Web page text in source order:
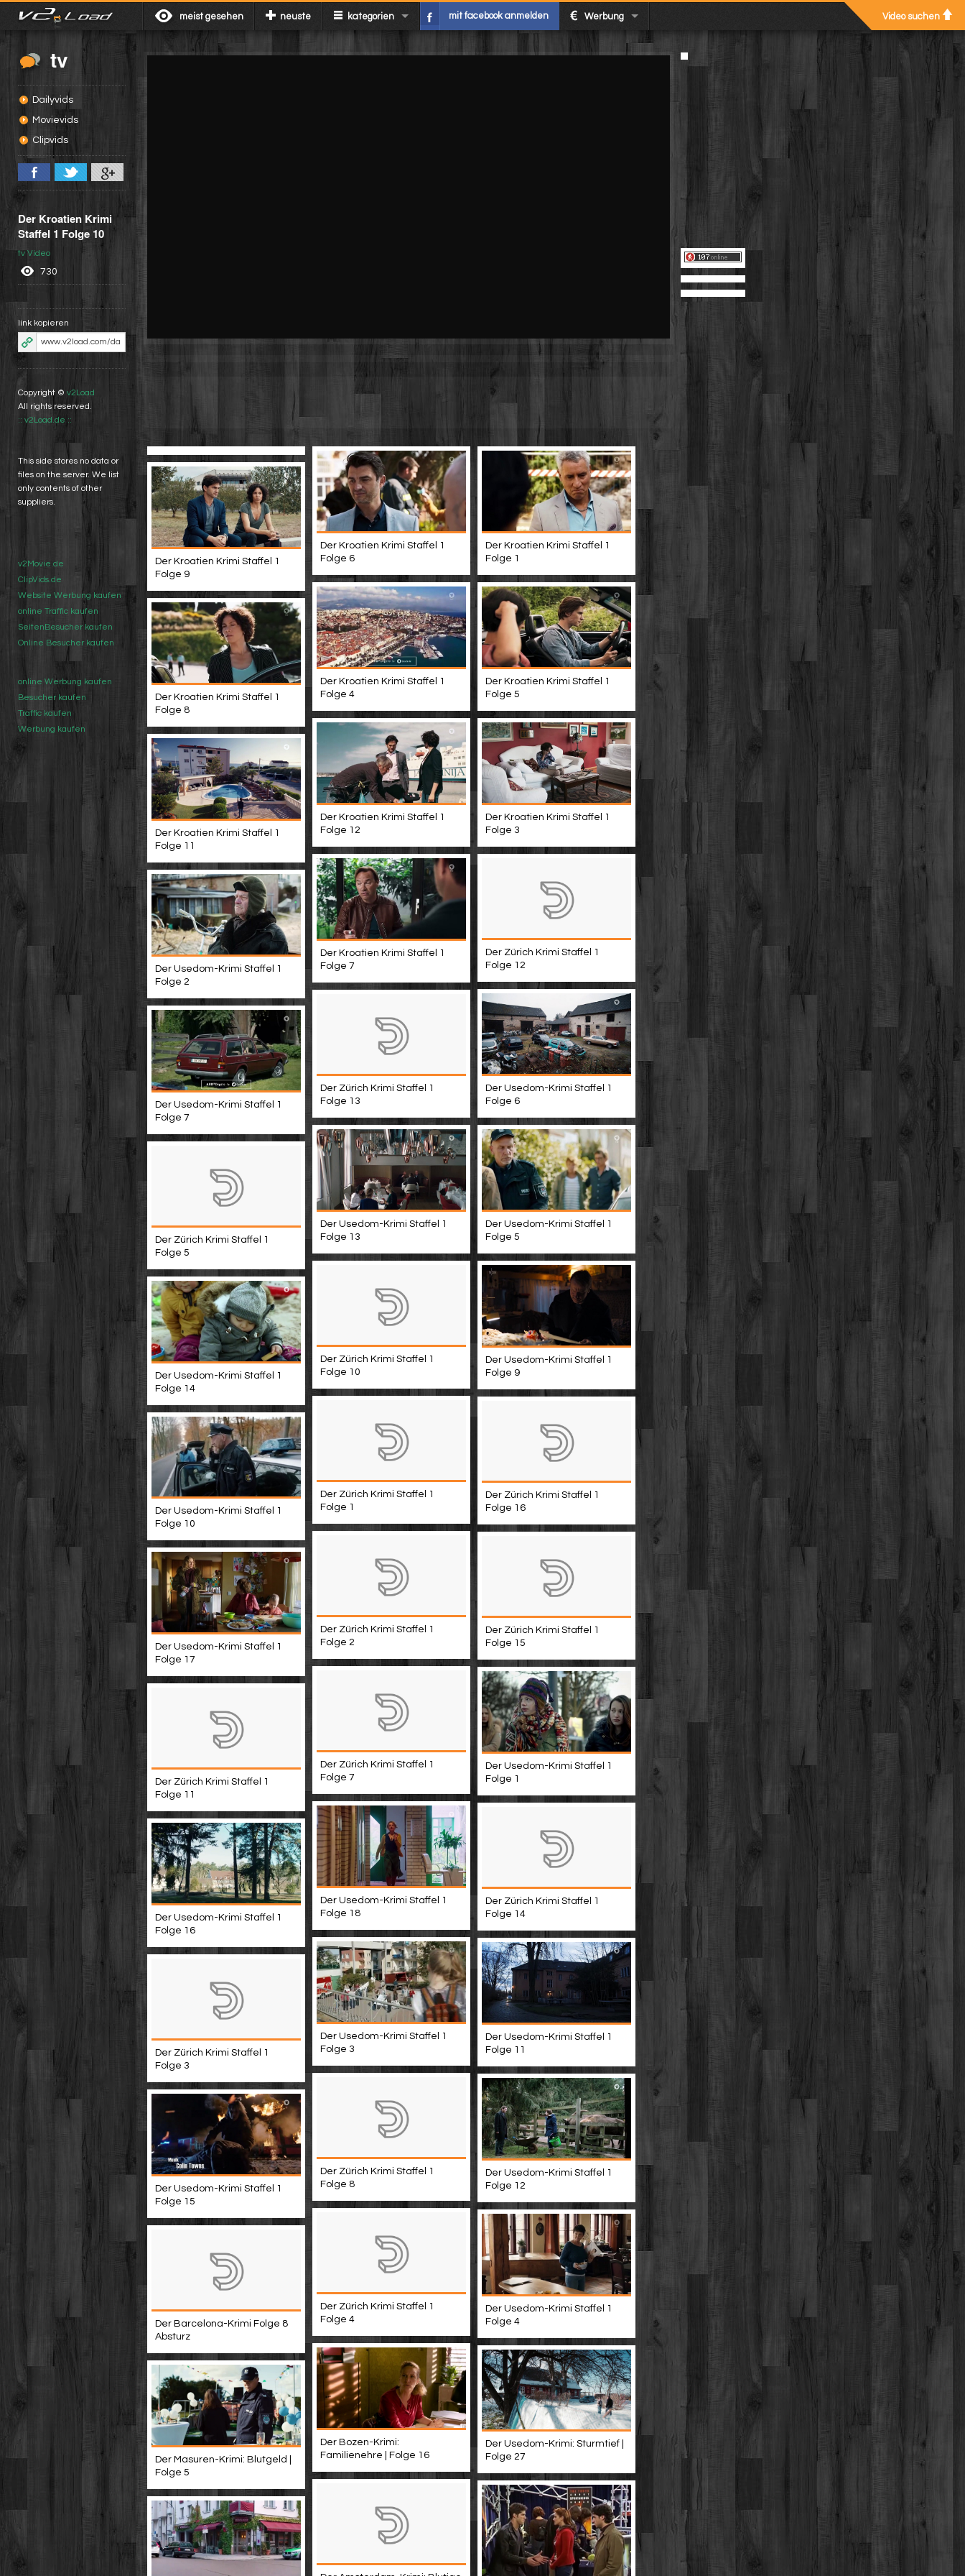
meist gesehen neuste kategorien mit facebook anmelden Werbung Video suchen
tv
Dailyvids
Movievids
Clipvids
Der Kroatien Krimi
Staffel 1 Folge 10
tv Video
730
link kopieren
Copyright © v2Load
All rights reserved.
:: v2Load.de ::
This side stores no data or
files on the server. We list
only contents of other
suppliers.
v2Movie.de
ClipVids.de
Website Werbung kaufen
online Traffic kaufen
SeitenBesucher kaufen
Online Besucher kaufen
online Werbung kaufen
Besucher kaufen
Traffic kaufen
Werbung kaufen
Der Kroatien Krimi Staffel 1
Folge 6
Der Kroatien Krimi Staffel 1
Folge 1
Der Kroatien Krimi Staffel 1
Folge 9
Der Kroatien Krimi Staffel 1
Folge 4
Der Kroatien Krimi Staffel 1
Folge 5
Der Kroatien Krimi Staffel 1
Folge 8
Der Kroatien Krimi Staffel 1
Folge 12
Der Kroatien Krimi Staffel 1
Folge 3
Der Kroatien Krimi Staffel 1
Folge 11
Der Kroatien Krimi Staffel 1
Folge 7
Der Zürich Krimi Staffel 1
Folge 12
Der Usedom-Krimi Staffel 1
Folge 2
Der Usedom-Krimi Staffel 1
Folge 6
Der Zürich Krimi Staffel 1
Folge 13
Der Usedom-Krimi Staffel 1
Folge 7
Der Usedom-Krimi Staffel 1
Folge 13
Der Usedom-Krimi Staffel 1
Folge 5
Der Zürich Krimi Staffel 1
Folge 5
Der Zürich Krimi Staffel 1
Folge 10
Der Usedom-Krimi Staffel 1
Folge 9
Der Usedom-Krimi Staffel 1
Folge 14
Der Zürich Krimi Staffel 1
Folge 1
Der Zürich Krimi Staffel 1
Folge 16
Der Usedom-Krimi Staffel 1
Folge 10
Der Zürich Krimi Staffel 1
Folge 2
Der Zürich Krimi Staffel 1
Folge 15
Der Usedom-Krimi Staffel 1
Folge 17
Der Zürich Krimi Staffel 1
Folge 7
Der Usedom-Krimi Staffel 1
Folge 1
Der Zürich Krimi Staffel 1
Folge 11
Der Usedom-Krimi Staffel 1
Folge 18
Der Zürich Krimi Staffel 1
Folge 14
Der Usedom-Krimi Staffel 1
Folge 16
Der Usedom-Krimi Staffel 1
Folge 3
Der Usedom-Krimi Staffel 1
Folge 11
Der Zürich Krimi Staffel 1
Folge 3
Der Zürich Krimi Staffel 1
Folge 8
Der Usedom-Krimi Staffel 1
Folge 12
Der Usedom-Krimi Staffel 1
Folge 15
Der Zürich Krimi Staffel 1
Folge 4
Der Usedom-Krimi Staffel 1
Folge 4
Der Barcelona-Krimi Folge 8
Absturz
Der Bozen-Krimi:
Familienehre | Folge 16
Der Usedom-Krimi: Sturmtief |
Folge 27
Der Masuren-Krimi: Blutgeld |
Folge 5